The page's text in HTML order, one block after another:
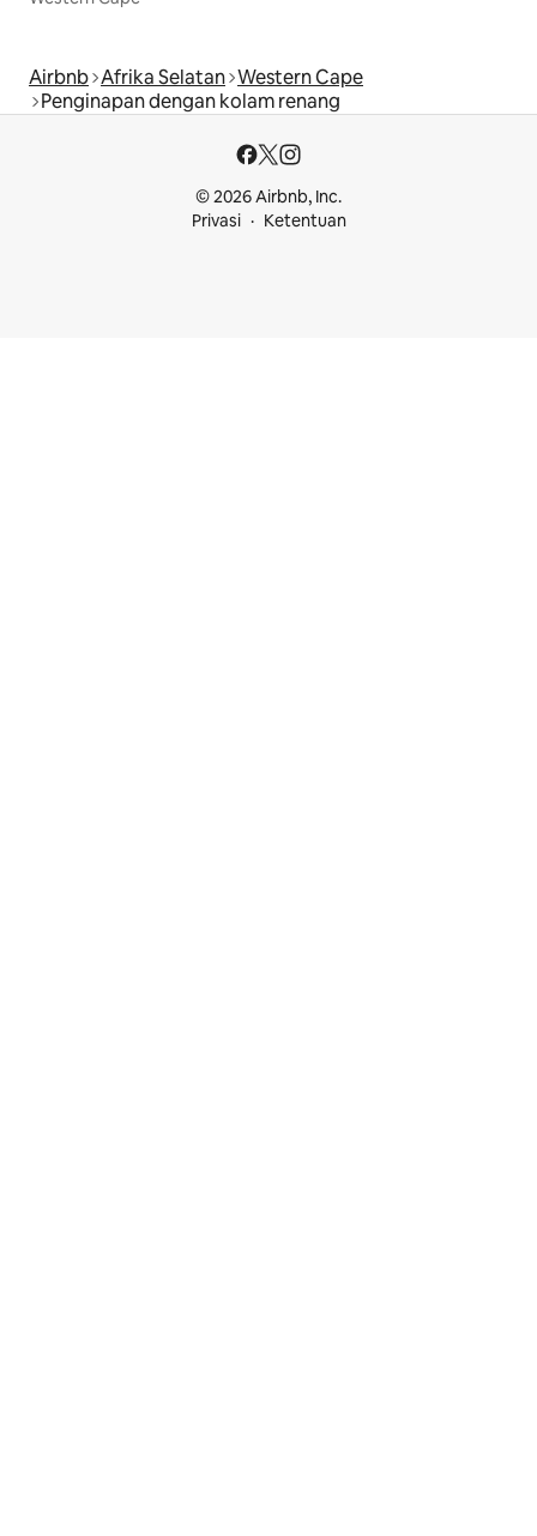
Airbnb Afrika Selatan Western Cape
Penginapan dengan kolam renang
© 2026 Airbnb, Inc.
Privasi
Ketentuan